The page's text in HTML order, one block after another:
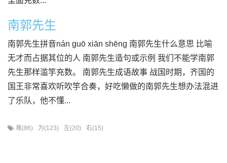
南郭先生
南郭先生拼音nán guō xiān shēng 南郭先生什么意思 比喻
无才而占据其位的人 南郭先生造句或示例 我们不能学南郭
先生那样滥竽充数。 南郭先生成语故事 战国时期，齐国的
国王非常喜欢听吹竽合奏，好吃懒做的南郭先生想办法混进
了乐队，他不懂...
难(86) 为(123) 左(20) 右(15)